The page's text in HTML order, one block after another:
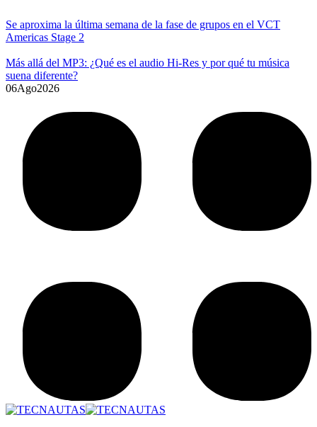
Se aproxima la última semana de la fase de grupos en el VCT
Americas Stage 2
Más allá del MP3: ¿Qué es el audio Hi-Res y por qué tu música
suena diferente?
06Ago2026